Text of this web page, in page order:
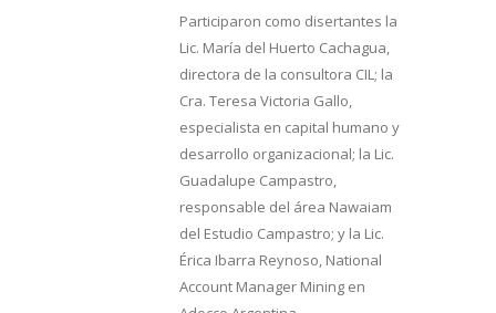
Participaron como disertantes la
Lic. María del Huerto Cachagua,
directora de la consultora CIL; la
Cra. Teresa Victoria Gallo,
especialista en capital humano y
desarrollo organizacional; la Lic.
Guadalupe Campastro,
responsable del área Nawaiam
del Estudio Campastro; y la Lic.
Érica Ibarra Reynoso, National
Account Manager Mining en